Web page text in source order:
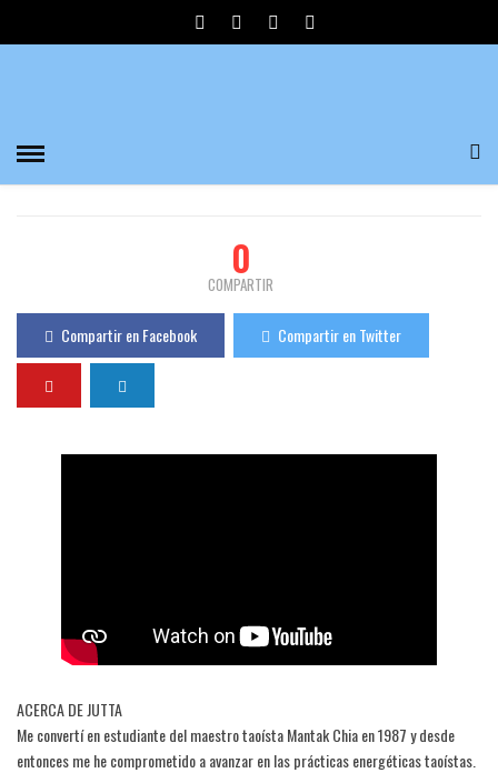
PUBLICADO EL 21/07/2019
0
COMPARTIR
Compartir en Facebook Compartir en Twitter
ACERCA DE JUTTA
Me convertí en estudiante del maestro taoísta Mantak Chia en 1987 y desde
entonces me he comprometido a avanzar en las prácticas energéticas taoístas.